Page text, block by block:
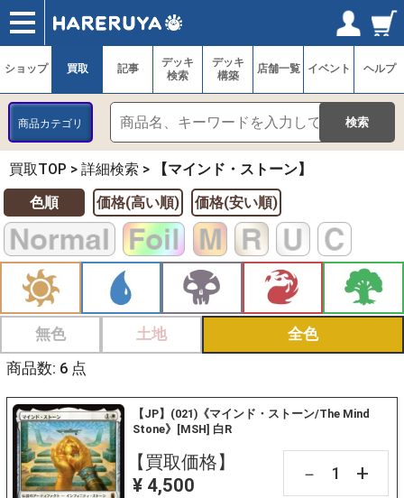
ショップ
買取
記事
デッキ検索
デッキ構築
選手一覧
店舗一覧
イベント
ヘルプ
お問い合わせ ログイン／会員登録
マイページ
ショップ 買取 記事
デッキ
検索
デッキ
構築
店舗一覧 イベント ヘルプ
商品カテゴリ
買取TOP > 詳細検索 >
【マインド・ストーン】
色順
価格(高い順) 価格(安い順)
無色 土地
全色
商品数: 6 点
【JP】(021)《マインド・ストーン/The Mind
Stone》[MSH] 白R
【買取価格】
¥ 4,500
－ +